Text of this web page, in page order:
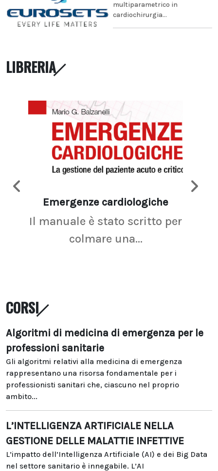
multiparametrico in
cardiochirurgia...
LIBRERIA
Emergenze cardiologiche
Il manuale è stato scritto per
colmare una...
CORSI
Algoritmi di medicina di emergenza per le
professioni sanitarie
Gli algoritmi relativi alla medicina di emergenza
rappresentano una risorsa fondamentale per i
professionisti sanitari che, ciascuno nel proprio
ambito...
L’INTELLIGENZA ARTIFICIALE NELLA
GESTIONE DELLE MALATTIE INFETTIVE
L’impatto dell’Intelligenza Artificiale (AI) e dei Big Data
nel settore sanitario è innegabile. L’AI